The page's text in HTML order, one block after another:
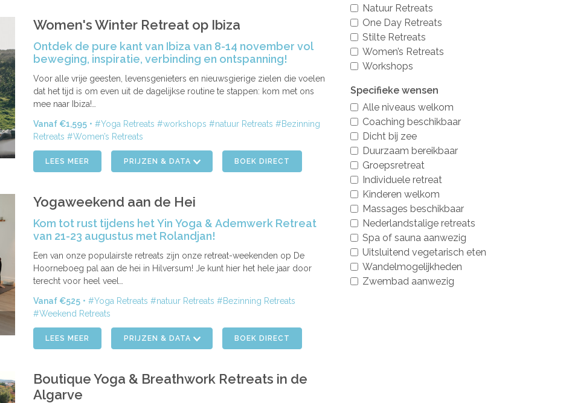
VOLGENDE
Women's Winter Retreat op Ibiza
Ontdek de pure kant van Ibiza van 8-14 november vol
beweging, inspiratie, verbinding en ontspanning!
Voor alle vrije geesten, levensgenieters en nieuwsgierige zielen die voelen
dat het tijd is om even uit de dagelijkse routine te stappen: kom met ons
mee naar Ibiza!…
Vanaf €1,595 Yoga Retreats workshops natuur Retreats
Bezinning
Retreats
Women’s Retreats
LEES MEER PRIJZEN & DATA BOEK DIRECT
VOLGENDE
Yogaweekend aan de Hei
Kom tot rust tijdens het Yin Yoga & Ademwerk Retreat
van 21-23 augustus met Rolandjan!
Een van onze populairste retreats zijn onze retreat-weekenden op De
Hoorneboeg pal aan de hei in Hilversum! Je kunt hier het hele jaar door
terecht voor heel veel…
Vanaf €525 Yoga Retreats natuur Retreats
Bezinning Retreats
Weekend Retreats
LEES MEER PRIJZEN & DATA BOEK DIRECT
Boutique Yoga & Breathwork Retreats in de
Algarve
Natuur Retreats
One Day Retreats
Stilte Retreats
Women’s Retreats
Workshops
Specifieke wensen
Alle niveaus welkom
Coaching beschikbaar
Dicht bij zee
Duurzaam bereikbaar
Groepsretreat
Individuele retreat
Kinderen welkom
Massages beschikbaar
Nederlandstalige retreats
Spa of sauna aanwezig
Uitsluitend vegetarisch eten
Wandelmogelijkheden
Zwembad aanwezig